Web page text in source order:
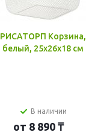
РИСАТОРП Корзина,
белый, 25x26x18 см
В наличии
от 8 890 ₸